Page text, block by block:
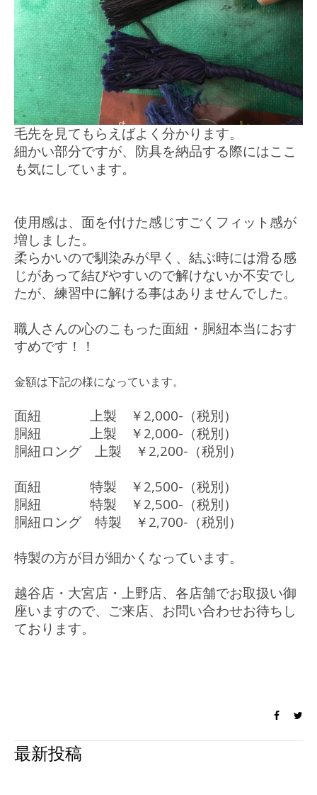
毛先を見てもらえばよく分かります。
細かい部分ですが、防具を納品する際にはここ
も気にしています。
使用感は、面を付けた感じすごくフィット感が
増しました。
柔らかいので馴染みが早く、結ぶ時には滑る感
じがあって結びやすいので解けないか不安でし
たが、練習中に解ける事はありませんでした。
職人さんの心のこもった面紐・胴紐本当におす
すめです！！
金額は下記の様になっています。
面紐 上製 ￥2,000-（税別）
胴紐 上製 ￥2,000-（税別）
胴紐ロング 上製 ￥2,200-（税別）
面紐 特製 ￥2,500-（税別）
胴紐 特製 ￥2,500-（税別）
胴紐ロング 特製 ￥2,700-（税別）
特製の方が目が細かくなっています。
越谷店・大宮店・上野店、各店舗でお取扱い御
座いますので、ご来店、お問い合わせお待ちし
ております。
最新投稿